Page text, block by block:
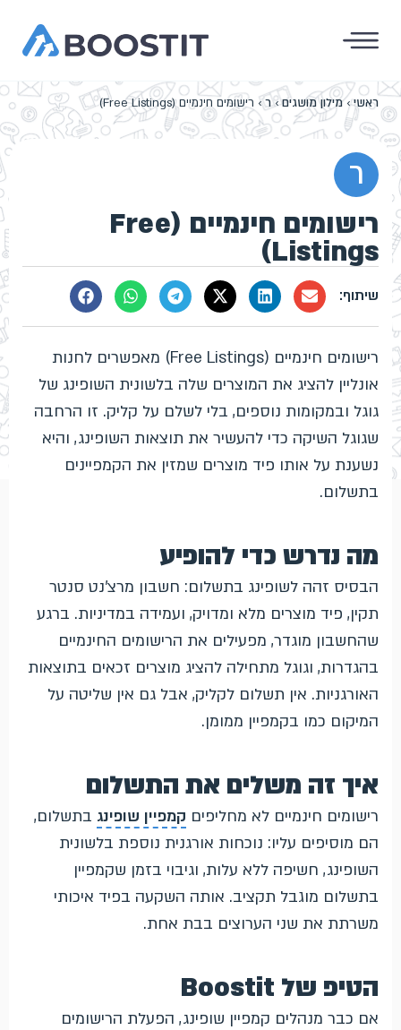
ראשי›מילון מושגים›ר› רישומים חינמיים (Free Listings)
ר
רישומים חינמיים (Free
Listings)
רישומים חינמיים (Free Listings) מאפשרים לחנות
אונליין להציג את המוצרים שלה בלשונית השופינג של
גוגל ובמקומות נוספים, בלי לשלם על קליק. זו הרחבה
שגוגל השיקה כדי להעשיר את תוצאות השופינג, והיא
נשענת על אותו פיד מוצרים שמזין את הקמפיינים
בתשלום.
מה נדרש כדי להופיע
הבסיס זהה לשופינג בתשלום: חשבון מרצ'נט סנטר
תקין, פיד מוצרים מלא ומדויק, ועמידה במדיניות. ברגע
שהחשבון מוגדר, מפעילים את הרישומים החינמיים
בהגדרות, וגוגל מתחילה להציג מוצרים זכאים בתוצאות
האורגניות. אין תשלום לקליק, אבל גם אין שליטה על
המיקום כמו בקמפיין ממומן.
איך זה משלים את התשלום
רישומים חינמיים לא מחליפים קמפיין שופינג בתשלום,
הם מוסיפים עליו: נוכחות אורגנית נוספת בלשונית
השופינג, חשיפה ללא עלות, וגיבוי בזמן שקמפיין
בתשלום מוגבל תקציב. אותה השקעה בפיד איכותי
משרתת את שני הערוצים בבת אחת.
הטיפ של Boostit
אם כבר מנהלים קמפיין שופינג, הפעלת הרישומים